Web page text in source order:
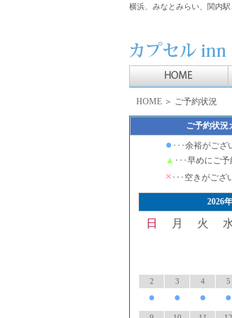
横浜、みなとみらい、関内
HOME ＞ ご予約状況
ご予約状況
● ･･･余裕がござ
▲ ･･･早めにご予
× ･･･空きがござ
2026
日 月 火
2
●
3
●
4
●
5
●